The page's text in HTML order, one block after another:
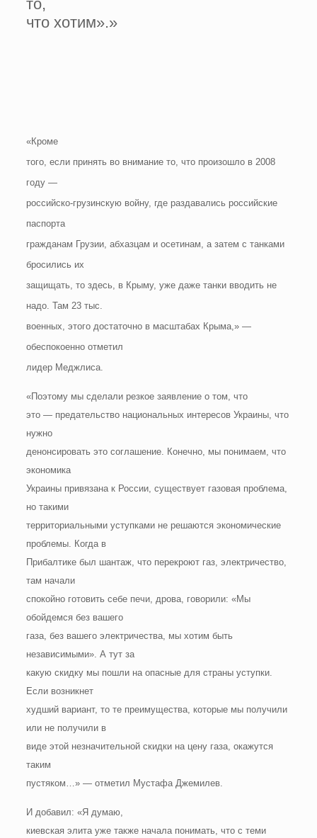
то,
что хотим».»
«Кроме
того, если принять во внимание то, что произошло в 2008
году —
российско-грузинскую войну, где раздавались российские
паспорта
гражданам Грузии, абхазцам и осетинам, а затем с танками
бросились их
защищать, то здесь, в Крыму, уже даже танки вводить не
надо. Там 23 тыс.
военных, этого достаточно в масштабах Крыма,» —
обеспокоенно отметил
лидер Меджлиса.
«Поэтому мы сделали резкое заявление о том, что
это — предательство национальных интересов Украины, что
нужно
денонсировать это соглашение. Конечно, мы понимаем, что
экономика
Украины привязана к России, существует газовая проблема,
но такими
территориальными уступками не решаются экономические
проблемы. Когда в
Прибалтике был шантаж, что перекроют газ, электричество,
там начали
спокойно готовить себе печи, дрова, говорили: «Мы
обойдемся без вашего
газа, без вашего электричества, мы хотим быть
независимыми». А тут за
какую скидку мы пошли на опасные для страны уступки.
Если возникнет
худший вариант, то те преимущества, которые мы получили
или не получили в
виде этой незначительной скидки на цену газа, окажутся
таким
пустяком…» — отметил Мустафа Джемилев.
И добавил: «Я думаю,
киевская элита уже также начала понимать, что с теми